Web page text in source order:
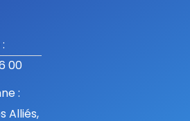
00
:
Alliés,